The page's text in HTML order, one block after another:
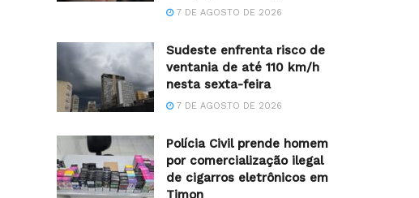
7 DE AGOSTO DE 2026
Sudeste enfrenta risco de
ventania de até 110 km/h
nesta sexta-feira
7 DE AGOSTO DE 2026
Polícia Civil prende homem
por comercialização ilegal
de cigarros eletrônicos em